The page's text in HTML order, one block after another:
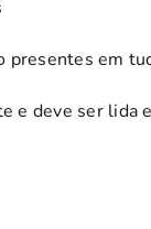
em
e deve ser